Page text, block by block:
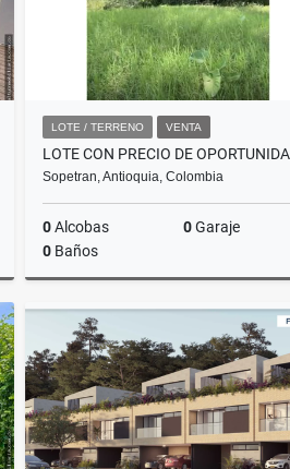
LOTE / TERRENO VENTA
Sopetran, Antioquia, Colombia
0Alcobas 0Garaje
0 Baños